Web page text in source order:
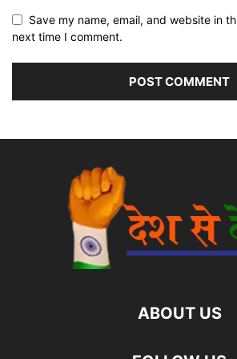
Save my name, email, and website in
next time I comment.
ABOUT US